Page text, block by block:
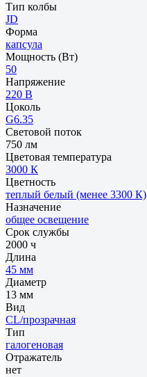
Тип колбы
JD
Форма
капсула
Мощность (Вт)
50
Напряжение
220 В
Цоколь
G6.35
Световой поток
750 лм
Цветовая температура
3000 К
Цветность
теплый белый (менее 3300 К)
Назначение
общее освещение
Срок службы
2000 ч
Длина
45 мм
Диаметр
13 мм
Вид
CL/прозрачная
Тип
галогеновая
Отражатель
нет